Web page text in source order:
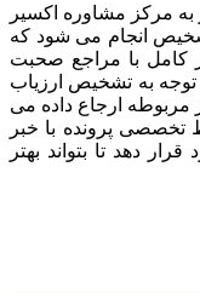
مرکز مشاوره اکسیر
تشخیص انجام می شود که
کامل با مراجع صحبت
به تشخیص ارزیاب
مربوطه ارجاع داده می
تخصصی پرونده با خبر
دهد تا بتواند بهتر